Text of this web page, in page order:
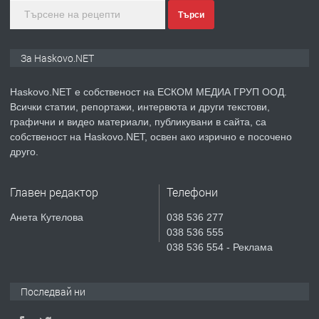
преди 5 дни
ПРЕДЛАГА СГЛОБЯВАНЕ НА МЕБЕЛИ.
№4119 Едностаен обзаведен
Търси
За Haskovo.NET
Haskovo.NET е собственост на ЕСКОМ МЕДИА ГРУП ООД.
Всички статии, репортажи, интервюта и други текстови,
графични и видео материали, публикувани в сайта, са
собственост на Haskovo.NET, освен ако изрично е посочено
друго.
Главен редактор
Анета Кутелова
Телефони
038 536 277
038 536 555
038 536 554 - Реклама
Последвай ни